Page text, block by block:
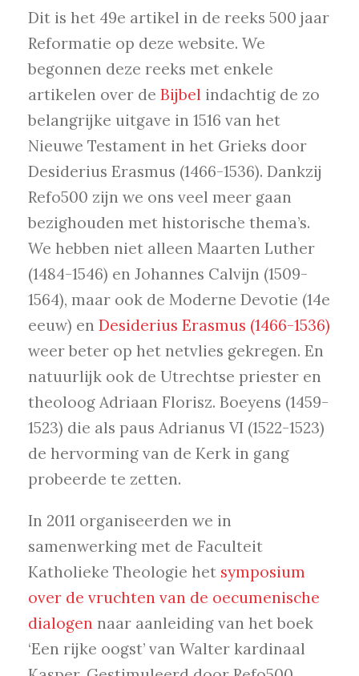
Dit is het 49e artikel in de reeks 500 jaar
Reformatie op deze website. We
begonnen deze reeks met enkele
artikelen over de Bijbel indachtig de zo
belangrijke uitgave in 1516 van het
Nieuwe Testament in het Grieks door
Desiderius Erasmus (1466-1536). Dankzij
Refo500 zijn we ons veel meer gaan
bezighouden met historische thema’s.
We hebben niet alleen Maarten Luther
(1484-1546) en Johannes Calvijn (1509-
1564), maar ook de Moderne Devotie (14e
eeuw) en Desiderius Erasmus (1466-1536)
weer beter op het netvlies gekregen. En
natuurlijk ook de Utrechtse priester en
theoloog Adriaan Florisz. Boeyens (1459-
1523) die als paus Adrianus VI (1522-1523)
de hervorming van de Kerk in gang
probeerde te zetten.
In 2011 organiseerden we in
samenwerking met de Faculteit
Katholieke Theologie het symposium
over de vruchten van de oecumenische
dialogen naar aanleiding van het boek
‘Een rijke oogst’ van Walter kardinaal